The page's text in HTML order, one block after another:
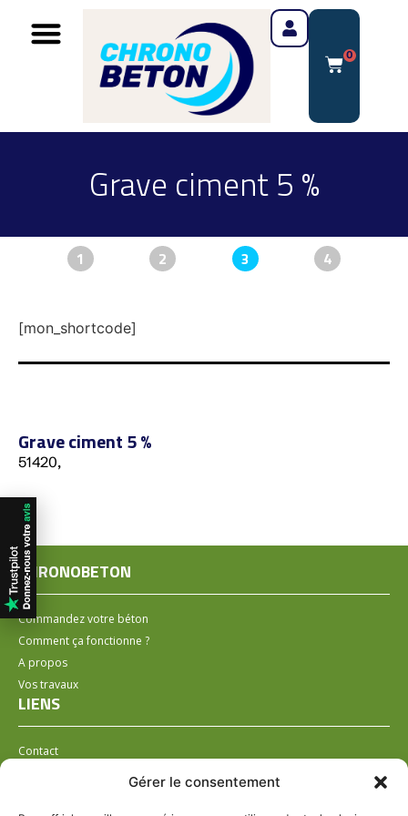
Gérer le consentement
0
Grave ciment 5 %
1 2 3 4
[mon_shortcode]
Grave ciment 5 %
51420,
CHRONOBETON
Commandez votre béton
Comment ça fonctionne ?
A propos
Vos travaux
LIENS
Contact